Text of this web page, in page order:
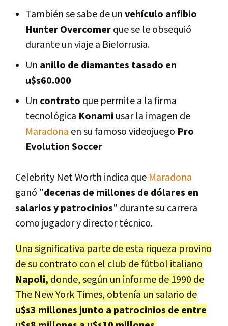
También se sabe de unvehículo anfibio
Hunter Overcomerque se le obsequió
durante un viaje a Bielorrusia.
Un anillo de diamantes tasado en
u$s60.000
Un contrato que permite a la firma
tecnológica Konami usar la imagen de
Maradona en su famoso videojuego Pro
Evolution Soccer
Celebrity Net Worth indica que Maradona
ganó "decenas de millones de dólares en
salarios y patrocinios" durante su carrera
como jugador y director técnico.
Una significativa parte de esta riqueza provino
de su contrato con el club de fútbol italiano
Napoli, donde, según un informe de 1990 de
The New York Times, obtenía un salario de
u$s3 millones junto a patrocinios de entre